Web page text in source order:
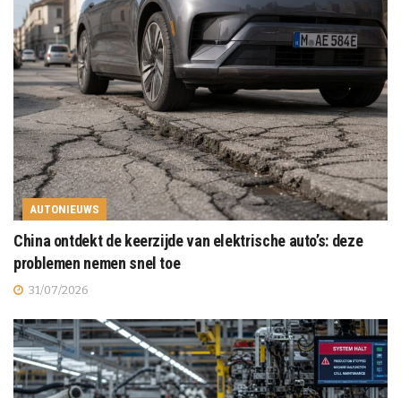
AUTONIEUWS
China ontdekt de keerzijde van elektrische auto’s: deze
problemen nemen snel toe
31/07/2026